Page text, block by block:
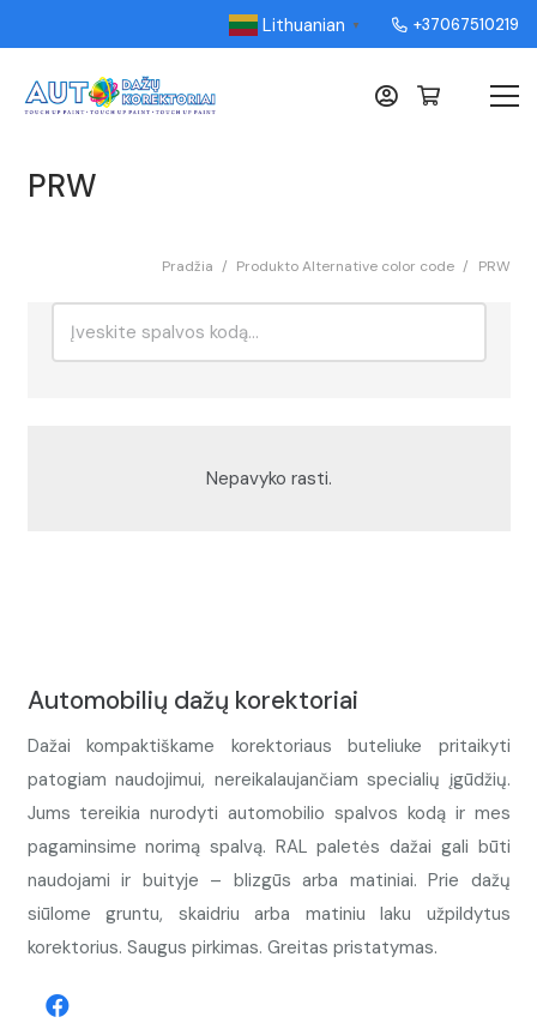
Lithuanian ▼ +37067510219
PRW
Pradžia / Produkto Alternative color code / PRW
Nepavyko rasti.
Automobilių dažų korektoriai
Dažai kompaktiškame korektoriaus buteliuke pritaikyti
patogiam naudojimui, nereikalaujančiam specialių įgūdžių.
Jums tereikia nurodyti automobilio spalvos kodą ir mes
pagaminsime norimą spalvą. RAL paletės dažai gali būti
naudojami ir buityje – blizgūs arba matiniai. Prie dažų
siūlome gruntu, skaidriu arba matiniu laku užpildytus
korektorius. Saugus pirkimas. Greitas pristatymas.